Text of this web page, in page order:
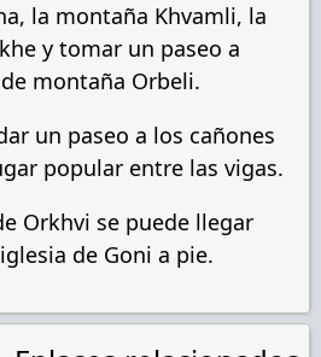
la montaña Khvamli, la
y tomar un paseo a
montaña Orbeli.
un paseo a los cañones
popular entre las vigas.
Orkhvi se puede llegar
de Goni a pie.